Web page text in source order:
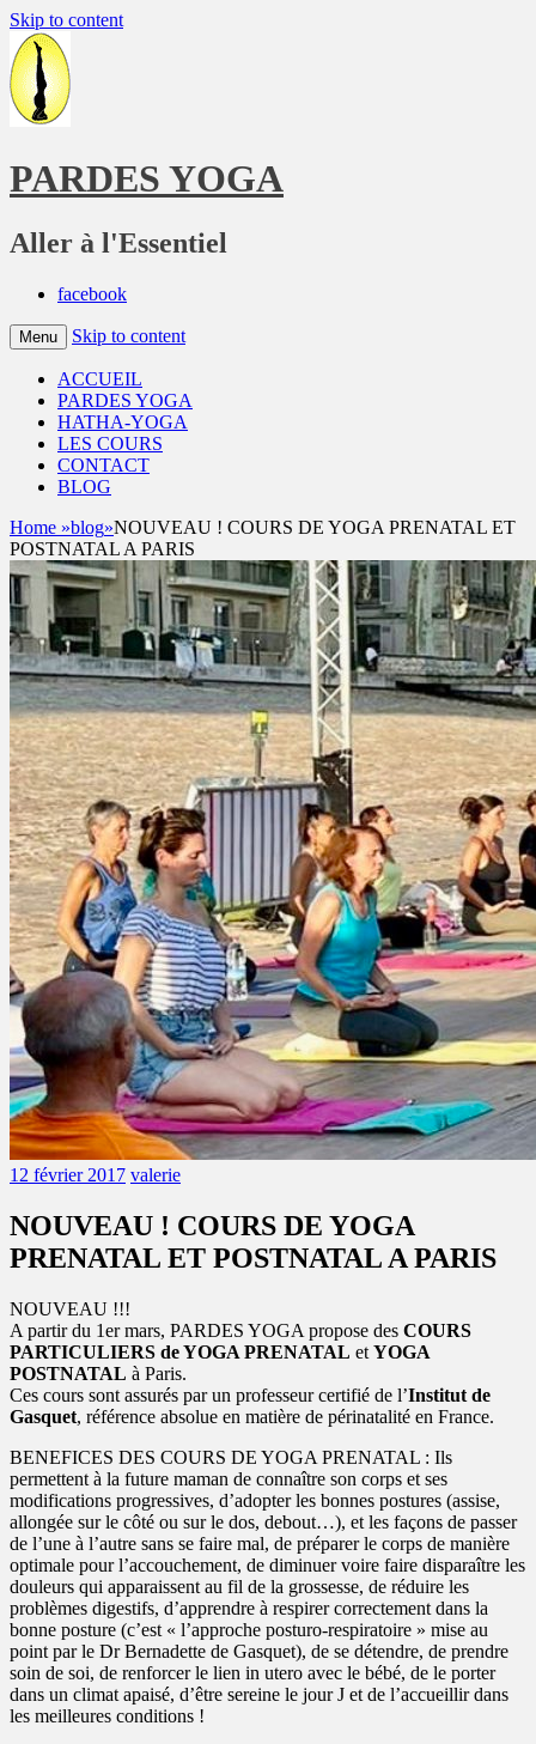
Skip to content
PARDES YOGA
Aller à l'Essentiel
facebook
Menu Skip to content
ACCUEIL
PARDES YOGA
HATHA-YOGA
LES COURS
CONTACT
BLOG
Home »blog»NOUVEAU ! COURS DE YOGA PRENATAL ET
POSTNATAL A PARIS
12 février 2017 valerie
NOUVEAU ! COURS DE YOGA
PRENATAL ET POSTNATAL A PARIS
NOUVEAU !!!
A partir du 1er mars, PARDES YOGA propose des COURS
PARTICULIERS de YOGA PRENATAL et YOGA
POSTNATAL à Paris.
Ces cours sont assurés par un professeur certifié de l’Institut de
Gasquet, référence absolue en matière de périnatalité en France.
BENEFICES DES COURS DE YOGA PRENATAL : Ils
permettent à la future maman de connaître son corps et ses
modifications progressives, d’adopter les bonnes postures (assise,
allongée sur le côté ou sur le dos, debout…), et les façons de passer
de l’une à l’autre sans se faire mal, de préparer le corps de manière
optimale pour l’accouchement, de diminuer voire faire disparaître les
douleurs qui apparaissent au fil de la grossesse, de réduire les
problèmes digestifs, d’apprendre à respirer correctement dans la
bonne posture (c’est « l’approche posturo-respiratoire » mise au
point par le Dr Bernadette de Gasquet), de se détendre, de prendre
soin de soi, de renforcer le lien in utero avec le bébé, de le porter
dans un climat apaisé, d’être sereine le jour J et de l’accueillir dans
les meilleures conditions !